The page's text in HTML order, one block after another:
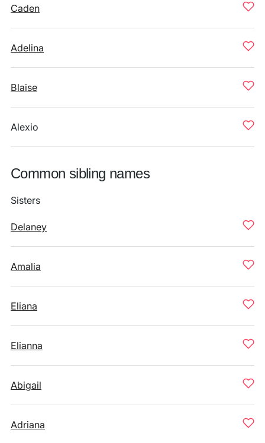
Caden
Adelina
Blaise
Alexio
Common sibling names
Sisters
Delaney
Amalia
Eliana
Elianna
Abigail
Adriana